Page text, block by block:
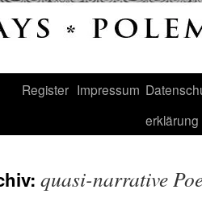
Register Impressum
erklärung
quasi-narrative